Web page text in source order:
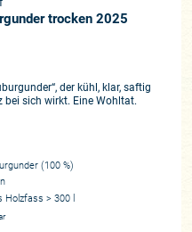
trocken 2025
der kühl, klar, saftig
bei sich wirkt. Eine Wohltat.
(100 %)
Holzfass > 300 l